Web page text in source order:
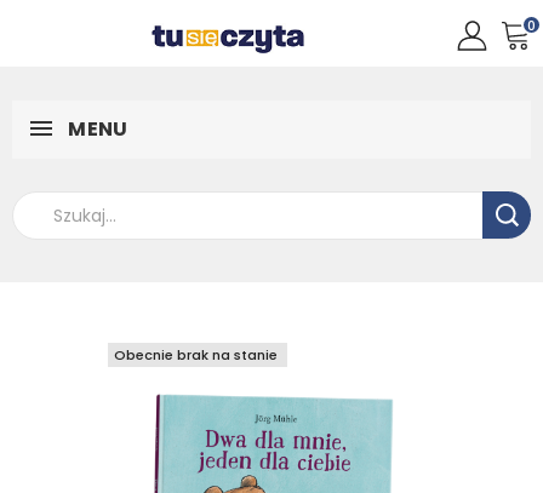
0
MENU
Obecnie brak na stanie
Obecnie brak na stanie